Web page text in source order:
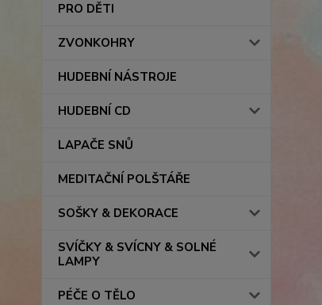
PRO DĚTI
ZVONKOHRY
HUDEBNÍ NÁSTROJE
HUDEBNÍ CD
LAPAČE SNŮ
MEDITAČNÍ POLŠTÁŘE
SOŠKY & DEKORACE
SVÍČKY & SVÍCNY & SOLNÉ
LAMPY
PÉČE O TĚLO